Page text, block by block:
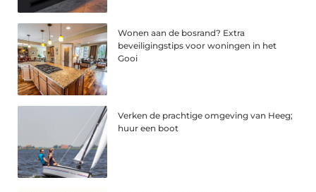
Wonen aan de bosrand? Extra
beveiligingstips voor woningen in het
Gooi
Verken de prachtige omgeving van Heeg;
huur een boot